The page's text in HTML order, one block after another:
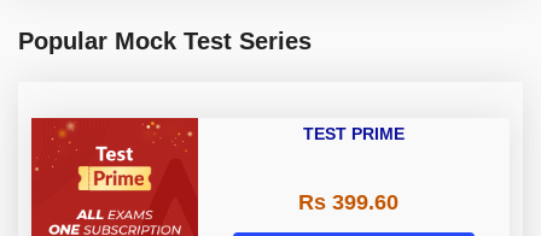
Popular Mock Test Series
TEST PRIME
Rs 399.60